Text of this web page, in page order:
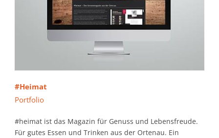
#Heimat
Portfolio
#heimat ist das Magazin für Genuss und Lebensfreude.
Für gutes Essen und Trinken aus der Ortenau. Ein